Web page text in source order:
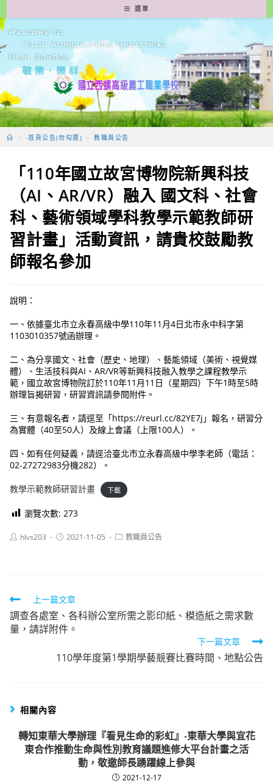
轉
至
要
容
選單
> -首頁公告(勿勾選) > 教職員公告
「110年國立故宮博物院新興科技
（AI、AR/VR）融入 國文科、社會
科、藝術領域學科教學示範教師研
習計畫」活動資訊，請貴校鼓勵教
師報名參加
說明：
一、依據臺北市立永春高級中學110年11月4日北市永中科字第
1103010357號函辦理。
二、為分享國文、社會（歷史、地理）、藝能領域（美術、視覺媒
體）、生活技科與AI、AR/VR等新興科技融入教學之課程教學示
範，國立故宮博物院訂於110年11月11日（星期四）下午1時至5時
辦理旨揭研習，研習資訊請參閱附件。
三、有意報名者，請逕至「https://reurl.cc/82YE7j」報名，研習分
為實體（40至50人）及線上會議（上限100人）。
四、如有任何疑義，請逕洽臺北市立永春高級中學李老師（電話：
02-27272983分機282）。
教學示範教師研習計畫 下載
瀏覽次數: 273
Posthlvs203
Post2021-11-05
Post教職員公告
Read
more
articles
上一篇文章
調查各處室、各科辦公室所需之影印紙、模造紙之需求數
量，請詳附件。
下一篇文章
110學年度第1學期學藝競賽比賽時間、地點公告
相關內容
轉知東華大學辦理『看見生命的彩虹』-東華大學與宜花
東合作推動生命與性別教育議題進修大平台計畫之活
動，敬邀師長踴躍線上參與
2021-12-17